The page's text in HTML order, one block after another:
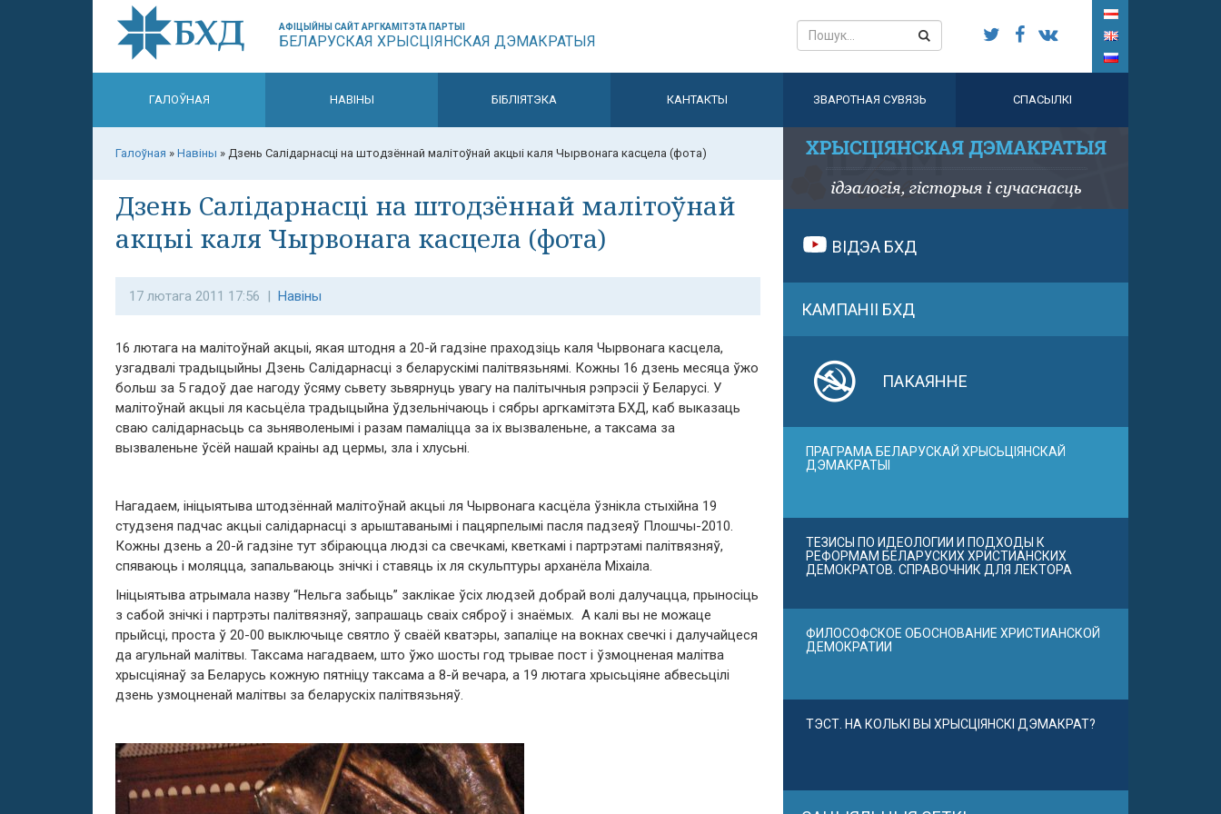
АФІЦЫЙНЫ САЙТ АРГКАМІТЭТА ПАРТЫІ
БЕЛАРУСКАЯ ХРЫСЦІЯНСКАЯ ДЭМАКРАТЫЯ
ГАЛОЎНАЯ НАВІНЫ БІБЛІЯТЭКА КАНТАКТЫ ЗВАРОТНАЯ СУВЯЗЬ СПАСЫЛКІ
Галоўная » Навіны » Дзень Салідарнасці на штодзённай малітоўнай акцыі каля Чырвонага касцела (фота)
Дзень Салідарнасці на штодзённай малітоўнай
акцыі каля Чырвонага касцела (фота)
17 лютага 2011 17:56 | Навіны
16 лютага на малітоўнай акцыі, якая штодня а 20-й гадзіне праходзіць каля Чырвонага касцела,
узгадвалі традыцыйны Дзень Салідарнасці з беларускімі палітвязьнямі. Кожны 16 дзень месяца ўжо
больш за 5 гадоў дае нагоду ўсяму сьвету зьвярнуць увагу на палітычныя рэпрэсіі ў Беларусі. У
малітоўнай акцыі ля касьцёла традыцыйна ўдзельнічаюць і сябры аргкамітэта БХД, каб выказаць
сваю салідарнасьць са зьняволенымі і разам памаліцца за іх вызваленьне, а таксама за
вызваленьне ўсёй нашай краіны ад цермы, зла і хлусьні.
Нагадаем, ініцыятыва штодзённай малітоўнай акцыі ля Чырвонага касцёла ўзнікла стыхійна 19
студзеня падчас акцыі салідарнасці з арыштаванымі і пацярпелымі пасля падзеяў Плошчы-2010.
Кожны дзень а 20-й гадзіне тут збіраюцца людзі са свечкамі, кветкамі і партрэтамі палітвязняў,
спяваюць і моляцца, запальваюць знічкі і ставяць іх ля скульптуры арханёла Міхаіла.
Ініцыятыва атрымала назву “Нельга забыць” заклікае ўсіх людзей добрай волі далучацца, прыносіць
з сабой знічкі і партрэты палітвязняў, запрашаць сваіх сяброў і знаёмых. А калі вы не можаце
прыйсці, проста ў 20-00 выключыце святло ў сваёй кватэры, запаліце на вокнах свечкі і далучайцеся
да агульнай малітвы. Таксама нагадваем, што ўжо шосты год трывае пост і ўзмоцненая малітва
хрысціянаў за Беларусь кожную пятніцу таксама а 8-й вечара, а 19 лютага хрысьціяне абвесьцілі
дзень узмоцненай малітвы за беларускіх палітвязьняў.
ВІДЭА БХД
КАМПАНІІ БХД
ПАКАЯННЕ
ПРАГРАМА БЕЛАРУСКАЙ ХРЫСЬЦІЯНСКАЙ
ДЭМАКРАТЫІ
ТЕЗИСЫ ПО ИДЕОЛОГИИ И ПОДХОДЫ К
РЕФОРМАМ БЕЛАРУСКИХ ХРИСТИАНСКИХ
ДЕМОКРАТОВ. СПРАВОЧНИК ДЛЯ ЛЕКТОРА
ФИЛОСОФСКОЕ ОБОСНОВАНИЕ ХРИСТИАНСКОЙ
ДЕМОКРАТИИ
ТЭСТ. НА КОЛЬКІ ВЫ ХРЫСЦІЯНСКІ ДЭМАКРАТ?